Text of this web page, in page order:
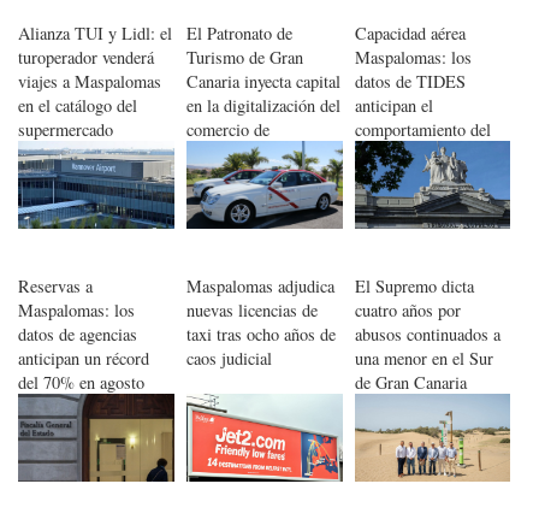
Alianza TUI y Lidl: el
turoperador venderá
viajes a Maspalomas
en el catálogo del
supermercado
El Patronato de
Turismo de Gran
Canaria inyecta capital
en la digitalización del
comercio de
Maspalomas
Capacidad aérea
Maspalomas: los
datos de TIDES
anticipan el
comportamiento del
turismo de invierno
Reservas a
Maspalomas: los
datos de agencias
anticipan un récord
del 70% en agosto
Maspalomas adjudica
nuevas licencias de
taxi tras ocho años de
caos judicial
El Supremo dicta
cuatro años por
abusos continuados a
una menor en el Sur
de Gran Canaria